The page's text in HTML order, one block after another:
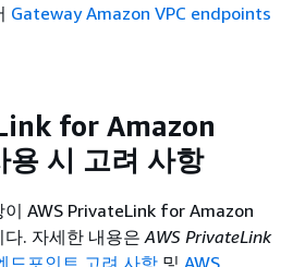
Gateway Amazon VPC endpoints
for Amazon
시 고려 사항
이 AWS PrivateLink for Amazon
다. 자세한 내용은AWS PrivateLink
드포인트 고려 사항 및 AWS